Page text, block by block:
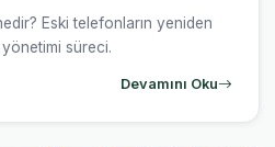
Eski telefonların yeniden
yönetimi süreci.
Devamını Oku